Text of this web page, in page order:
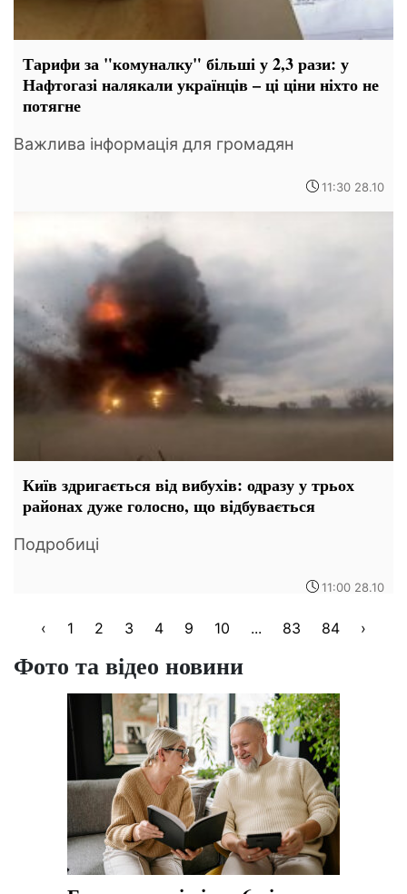
Тарифи за "комуналку" більші у 2,3 рази: у
Нафтогазі налякали українців – ці ціни ніхто не
потягне
Важлива інформація для громадян
11:30 28.10
Київ здригається від вибухів: одразу у трьох
районах дуже голосно, що відбувається
Подробиці
11:00 28.10
‹ 1 2 3 4 9 10 ... 83 84 ›
Фото та відео новини